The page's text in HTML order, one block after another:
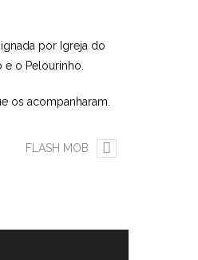
por Igreja do
o Pelourinho.
os acompanharam.
FLASH MOB